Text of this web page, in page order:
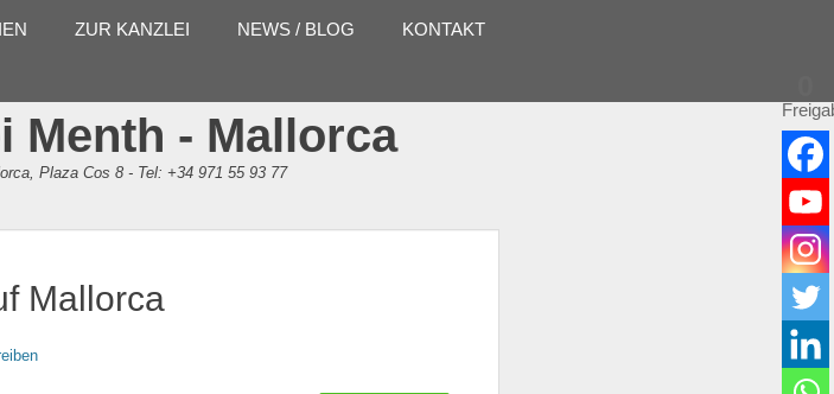
ZUR KANZLEI NEWS / BLOG KONTAKT
Menth - Mallorca
Plaza Cos 8 - Tel: +34 971 55 93 77
Mallorca